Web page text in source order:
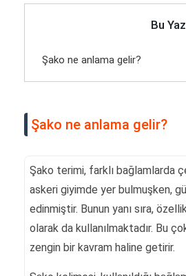
Bu
Şako ne anlama gelir?
Şako ne anlama gelir?
Şako terimi, farklı bağlamlarda
askeri giyimde yer bulmuşken,
edinmiştir. Bunun yanı sıra,
olarak da kullanılmaktadır. Bu
zengin bir kavram haline getirir.